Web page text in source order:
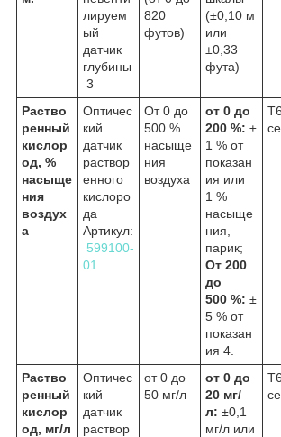
лируем
ый
датчик
глубины
3
820
футов)
(±0,10 м
или
±0,33
фута)
Раство
ренный
кислор
од, %
насыще
ния
воздух
а
Оптичес
кий
датчик
раствор
енного
кислоро
да
Артикул:
599100-
01
От 0 до
500 %
насыще
ния
воздуха
от 0 до
200 %: ±
1 % от
показан
ия или
1 %
насыще
ния,
парик;
От 200
до
500 %: ±
5 % от
показан
ия 4.
Раство
ренный
кислор
од, мг/л
Оптичес
кий
датчик
раствор
от 0 до
50 мг/л
от 0 до
20 мг/
л: ±0,1
мг/л или